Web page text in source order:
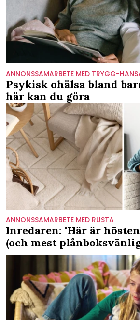
ANNONSSAMARBETE MED TRYGG-
Psykisk ohälsa bland
här kan du göra
ANNONSSAMARBETE MED RUSTA
Inredaren: "Här är
(och mest